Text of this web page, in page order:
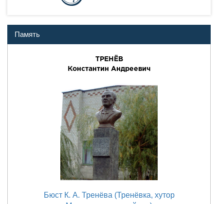
Память
ТРЕНЁВ
Константин Андреевич
Бюст К. А. Тренёва (Тренёвка, хутор